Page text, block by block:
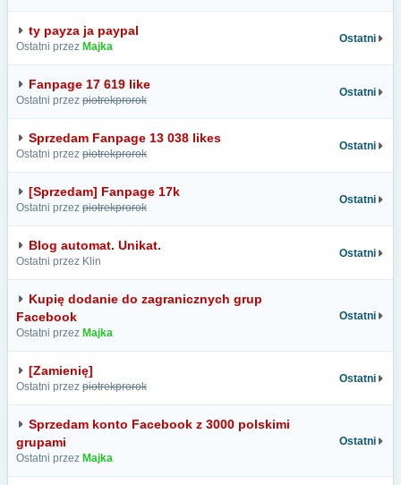
ty payza ja paypal
Ostatni przez Majka
Ostatni
Fanpage 17 619 like
Ostatni przez piotrekprorok
Ostatni
Sprzedam Fanpage 13 038 likes
Ostatni przez piotrekprorok
Ostatni
[Sprzedam] Fanpage 17k
Ostatni przez piotrekprorok
Ostatni
Blog automat. Unikat.
Ostatni przez Klin
Ostatni
Kupię dodanie do zagranicznych grup
Facebook
Ostatni przez Majka
Ostatni
[Zamienię]
Ostatni przez piotrekprorok
Ostatni
Sprzedam konto Facebook z 3000 polskimi
grupami
Ostatni przez Majka
Ostatni